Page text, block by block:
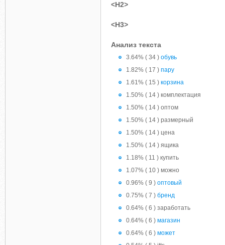
<H2>
<H3>
Анализ текста
3.64% ( 34 ) обувь
1.82% ( 17 ) пару
1.61% ( 15 ) корзина
1.50% ( 14 ) комплектация
1.50% ( 14 ) оптом
1.50% ( 14 ) размерный
1.50% ( 14 ) цена
1.50% ( 14 ) ящика
1.18% ( 11 ) купить
1.07% ( 10 ) можно
0.96% ( 9 ) оптовый
0.75% ( 7 ) бренд
0.64% ( 6 ) заработать
0.64% ( 6 ) магазин
0.64% ( 6 ) может